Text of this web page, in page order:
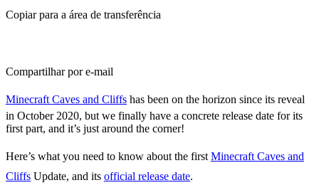
Copiar para a área de transferência
Compartilhar por e-mail
Minecraft Caves and Cliffs has been on the horizon since its reveal
in October 2020, but we finally have a concrete release date for its
first part, and it’s just around the corner!
Here’s what you need to know about the first Minecraft Caves and
Cliffs Update, and its official release date.